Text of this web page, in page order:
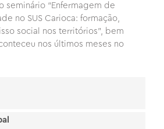
seminário “Enfermagem de
no SUS Carioca: formação,
social nos territórios", bem
nos últimos meses no